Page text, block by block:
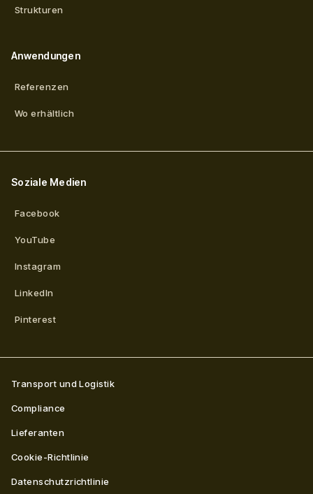
Strukturen
Anwendungen
Referenzen
Wo erhältlich
Soziale Medien
Facebook
YouTube
Instagram
LinkedIn
Pinterest
Transport und Logistik
Compliance
Lieferanten
Cookie-Richtlinie
Datenschutzrichtlinie